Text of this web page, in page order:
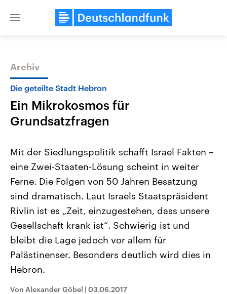
Close
Themen
Landtagswahl Sachsen-Anhalt
2026
Alle Informationen
Sachsen-Anhalt wählt am 6.
September 2026 einen neuen
Landtag. Seit 2021 wird das
Bundesland von einer Koalition aus
Umfragen, Prognosen,
Wahlprogramme, aktuelle Berichte
und Hintergründe zu den Parteien
und Kandidaten der anstehenden
Wahl.
Aktuelle Beiträge,
Hintergründe
Wirtschaftlich und
gehören die Vereinigten
den mächtigsten Ländern
mit großem Einfluss auf
aktuelle Weltgeschehen.
Sendungen Programm Podcasts
Archiv
Die geteilte Stadt Hebron
Ein Mikrokosmos für
Grundsatzfragen
Mit der Siedlungspolitik schafft Israel Fakten –
eine Zwei-Staaten-Lösung scheint in weiter
Ferne. Die Folgen von 50 Jahren Besatzung
sind dramatisch. Laut Israels Staatspräsident
Rivlin ist es „Zeit, einzugestehen, dass unsere
Gesellschaft krank ist“. Schwierig ist und
bleibt die Lage jedoch vor allem für
Palästinenser. Besonders deutlich wird dies in
Hebron.
Von Alexander Göbel | 03.06.2017